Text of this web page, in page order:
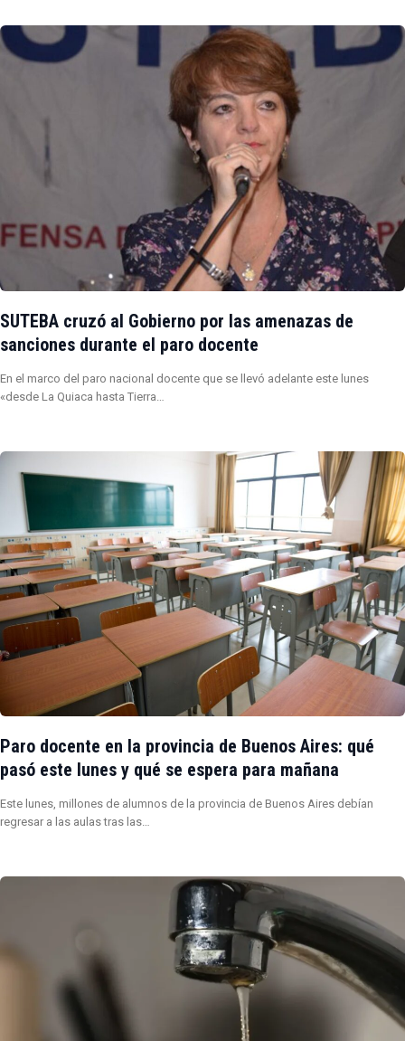
SUTEBA cruzó al Gobierno por las amenazas de
sanciones durante el paro docente
En el marco del paro nacional docente que se llevó adelante este lunes
«desde La Quiaca hasta Tierra…
Paro docente en la provincia de Buenos Aires: qué
pasó este lunes y qué se espera para mañana
Este lunes, millones de alumnos de la provincia de Buenos Aires debían
regresar a las aulas tras las…